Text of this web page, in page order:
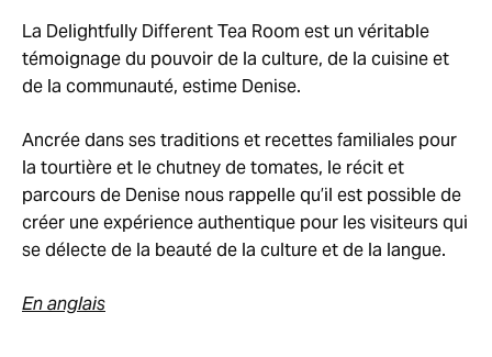
La Delightfully Different Tea Room est un véritable
témoignage du pouvoir de la culture, de la cuisine et
de la communauté, estime Denise.
Ancrée dans ses traditions et recettes familiales pour
la tourtière et le chutney de tomates, le récit et
parcours de Denise nous rappelle qu’il est possible de
créer une expérience authentique pour les visiteurs qui
se délecte de la beauté de la culture et de la langue.
En anglais